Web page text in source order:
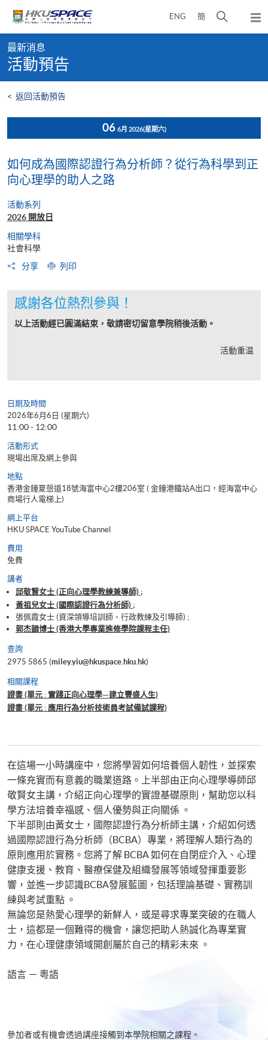
content
ENG 簡
開
彈
出
content
start
最新消息
活動預告
< 返回活動預告
06 6月 2026(星期六)
如何成為國際認證行為分析師？從行為科學到正
向心理學的助人之路
活動系列
2026 開放日
相關學科
社會科學
分享
列印
感謝各位熱烈參與！
以上活動經已圓滿結束，敬請密切留意學院稍後活動。
活動重温
日期及時間
2026年6月6日 (星期六)
11:00 - 12:00
活動形式
現場出席及網上參與
地點
香港金鐘夏愨道18號海富中心2樓206室 ( 金鐘港鐵站A出口，經海富中心
商場行人電梯上)
網上平台
HKU SPACE YouTube Channel
費用
免費
講者
邱敬賢女士 (正向心理學教練兼導師) ;
黃祖兒女士 (國際認證行為分析師) ;
張佩霞女士 (資深領導培訓師、行政教練及引導師) ;
郭杰韻博士 (香港大學專業進修學院課程主任)
查詢
2975 5865 (miley.yiu@hkuspace.hku.hk)
相關課程
證書 (單元 : 實踐正向心理學—建立豐盛人生)
證書 (單元 : 應用行為分析技術員考試備試課程)
在這場一小時講座中，您將學習如何培養個人韌性，並探索
一條充實而有意義的職業道路。上半部由正向心理學導師邱
敬賢女主講，介紹正向心理學的實證基礎原則，幫助您以科
學方法培養幸福感、個人優勢與正向關係 。
下半部則由黃女士，國際認證行為分析師主講，介紹如何透
過國際認證行為分析師（BCBA）專業，將理解人類行為的
原則應用於實務。您將了解 BCBA 如何在自閉症介入、心理
健康支援、教育、醫療保健及組織發展等領域發揮重要影
響，並進一步認識BCBA發展藍圖，包括理論基礎、實務訓
練與考試重點 。
無論您是熱愛心理學的新鮮人，或是尋求專業突破的在職人
士，這都是一個難得的機會，讓您把助人熱誠化為專業實
力，在心理健康領域開創屬於自己的精彩未來 。
語言 － 粵語
參加者或有機會透過講座接觸到本學院相關之課程。